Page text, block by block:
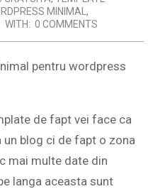
MINIMAL ,
WITH: 0 COMMENTS
pentru wordpress
de fapt vei face ca
un blog ci de fapt o zona
mai multe date din
langa aceasta sunt